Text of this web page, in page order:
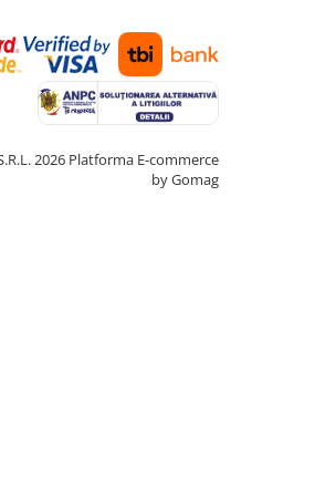
2026 Platforma E-commerce
by Gomag